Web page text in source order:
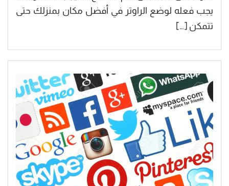
يجب فعله لوضع الراوتر في أفضل مكان بمنزلك حتى
تتمكن […]